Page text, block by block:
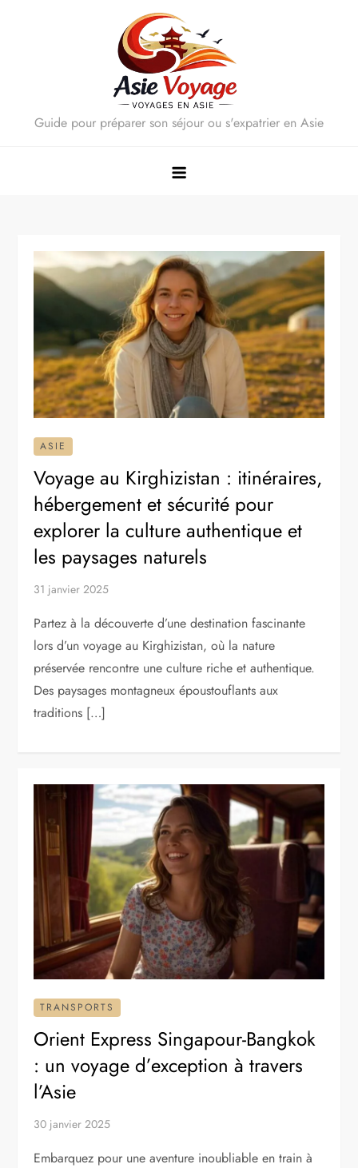
Guide pour préparer son séjour ou s'expatrier en Asie
ASIE
Voyage au Kirghizistan : itinéraires,
hébergement et sécurité pour
explorer la culture authentique et
les paysages naturels
31 janvier 2025
Partez à la découverte d’une destination fascinante
lors d’un voyage au Kirghizistan, où la nature
préservée rencontre une culture riche et authentique.
Des paysages montagneux époustouflants aux
traditions […]
TRANSPORTS
Orient Express Singapour-Bangkok
: un voyage d’exception à travers
l’Asie
30 janvier 2025
Embarquez pour une aventure inoubliable en train à